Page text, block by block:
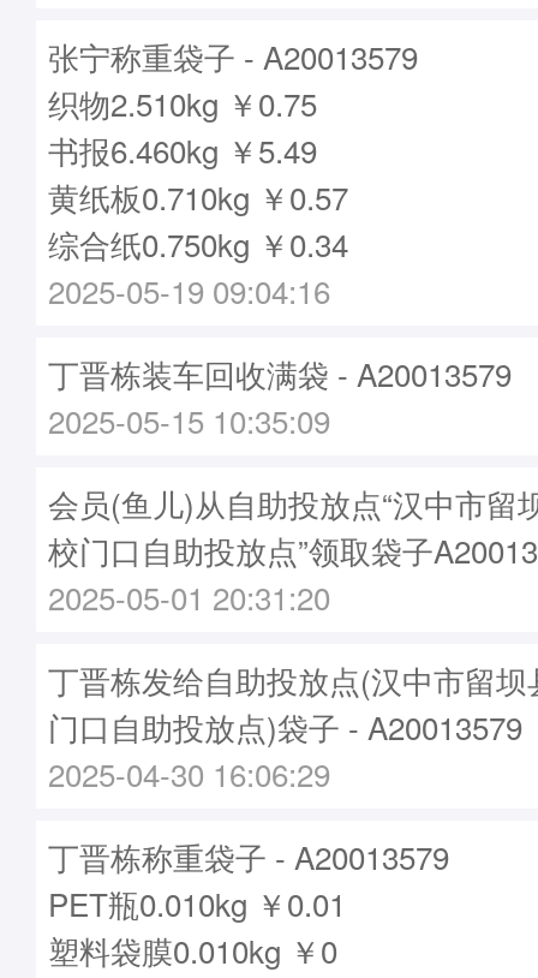
张宁称重袋子 - A20013579
织物2.510kg ￥0.75
书报6.460kg ￥5.49
黄纸板0.710kg ￥0.57
综合纸0.750kg ￥0.34
2025-05-19 09:04:16
丁晋栋装车回收满袋 - A20013579
2025-05-15 10:35:09
会员(鱼儿)从自助投放点“汉中市留
校门口自助投放点”领取袋子
2025-05-01 20:31:20
丁晋栋发给自助投放点(汉中市留
门口自助投放点)袋子 - A20013579
2025-04-30 16:06:29
丁晋栋称重袋子 - A20013579
PET瓶0.010kg ￥0.01
塑料袋膜0.010kg ￥0